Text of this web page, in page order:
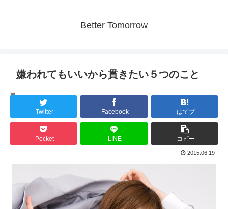
Better Tomorrow
嫌われてもいいから貫きたい５つのこと
Twitter Facebook はてブ
Pocket LINE コピー
2015.06.19